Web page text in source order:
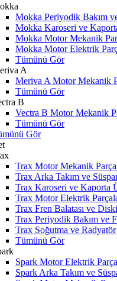
Mokka Periyodik Bakım
Mokka Karoseri ve
Mokka Motor Mekanik
Mokka Motor Elektrik
Tümünü Gör
A
Meriva A Motor Mekanik
Tümünü Gör
B
Vectra B Motor Mekanik
Tümünü Gör
Gör
Trax Motor Mekanik
Trax Arka Takım ve
Trax Karoseri ve Kaporta
Trax Motor Elektrik
Trax Fren Balatası ve Diski
Trax Periyodik Bakım ve
Trax Soğutma ve Radyatör
Tümünü Gör
Spark Motor Elektrik
Spark Arka Takım ve